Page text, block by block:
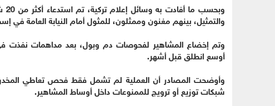
والتمثيل، بينهم مغنون وممثلون، للمثول أمام النيابة العامة في
وتم إخضاع المشاهير لفحوصات دم وبول، بعد مداهمات نفذت
أوسع انطلق قبل أشهر.
وأوضحت المصادر أن العملية لم تشمل فقط فحص تعاطي
شبكات توزيع أو ترويج للممنوعات داخل أوساط المشاهير.